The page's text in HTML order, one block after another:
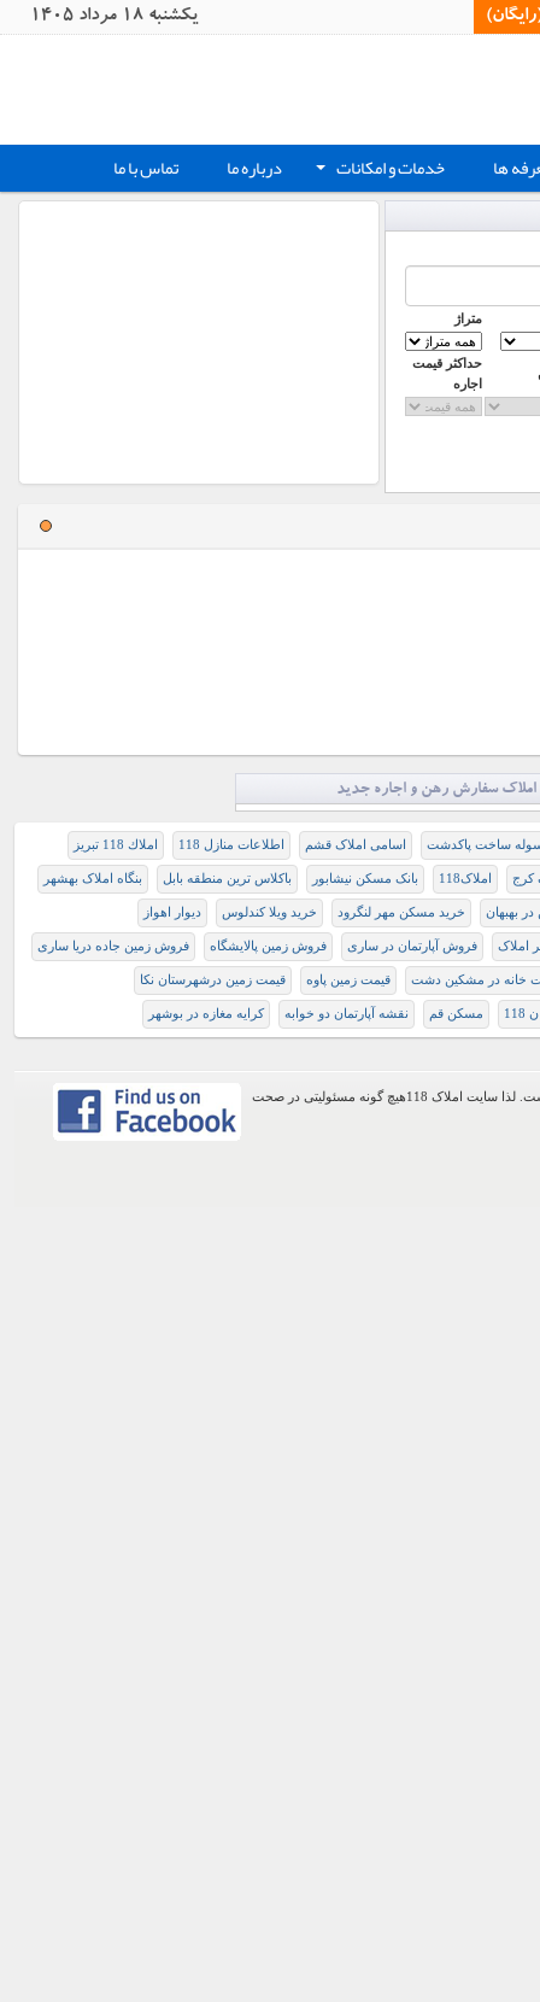
يکشنبه 18 مرداد 1405
ها + خدمات و امکانات درباره ما تماس با ما
متراژ
حداکثر قیمت
اجاره
املاک سفارش رهن و اجاره جدید
سوله ساخت پاکدشت اسامی املاک قشم اطلاعات منازل 118 املاك 118 تبريز
کرج املاک118 بانک مسکن نیشابور باکلاس ترین منطقه بابل بنگاه املاک بهشهر
بهبهان خرید مسکن مهر لنگرود خرید ویلا کندلوس دیوار اهواز
املاک فروش آپارتمان در ساری فروش زمین پالایشگاه فروش زمین جاده دریا ساری
خانه در مشکین دشت قیمت زمین پاوه قیمت زمین درشهرستان نکا
مسکن قم نقشه آپارتمان دو خوابه کرایه مغازه در بوشهر
اطلاعات موجود در این وب سایت از طریق کاربران عمومی سایت ثبت شده است. لذا سایت املاک 118هیچ گونه مسئولیتی در صحت